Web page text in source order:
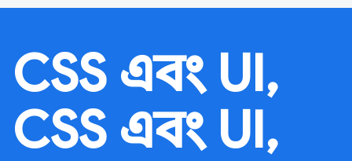
CSS এবং UI,
CSS এবং UI,